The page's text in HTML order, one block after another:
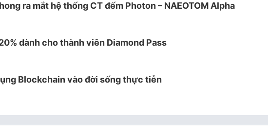
ra mắt hệ thống CT đếm Photon – NAEOTOM Alpha
dành cho thành viên Diamond Pass
Blockchain vào đời sống thực tiễn